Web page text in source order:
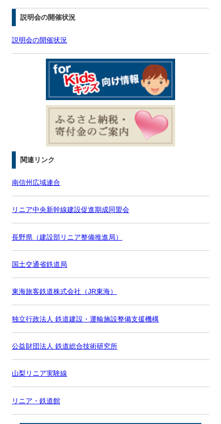
説明会の開催状況
説明会の開催状況
関連リンク
南信州広域連合
リニア中央新幹線建設促進期成同盟会
長野県（建設部リニア整備推進局）
国土交通省鉄道局
東海旅客鉄道株式会社（JR東海）
独立行政法人 鉄道建設・運輸施設整備支援機構
公益財団法人 鉄道総合技術研究所
山梨リニア実験線
リニア・鉄道館